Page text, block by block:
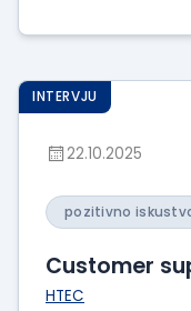
INTERVJU
22.10.2025
pozitivno
Customer
HTEC